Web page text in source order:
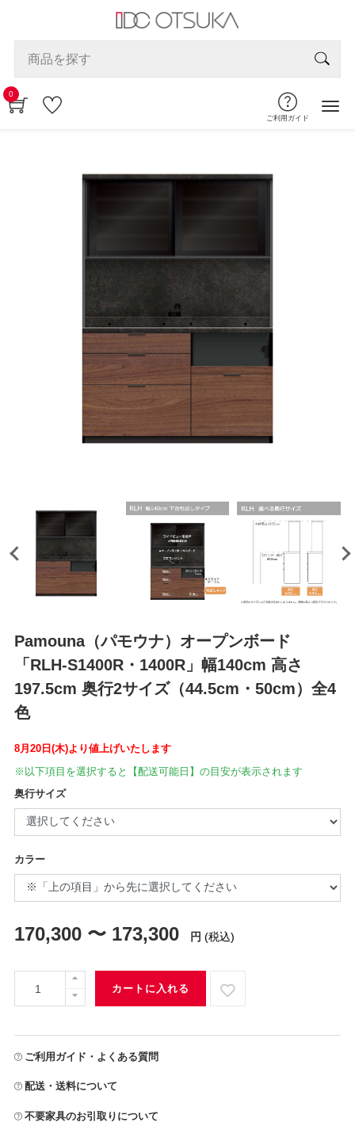
0
ご利用ガイド
Pamouna（パモウナ）オープンボード
「RLH-S1400R・1400R」幅140cm 高さ
197.5cm 奥行2サイズ（44.5cm・50cm）全4
色
8月20日(木)より値上げいたします
※以下項目を選択すると【配送可能日】の目安が表示されます
奥行サイズ
カラー
170,300 〜 173,300 円 (税込)
カートに入れる
ご利用ガイド・よくある質問
配送・送料について
不要家具のお引取りについて